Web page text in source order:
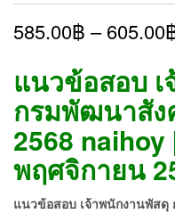
585.00฿ –605.00
แนวข้อสอบ
กรมพัฒนาสัง
2568
พฤศจิกายน
แนวข้อสอบ เจ้าพนักงานพัส